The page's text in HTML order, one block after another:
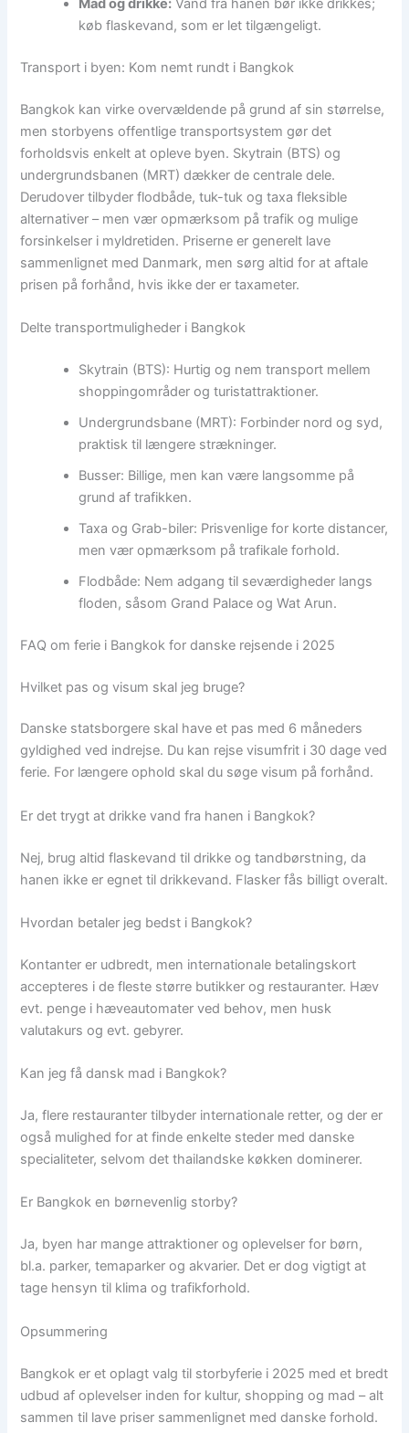
Mad og drikke: Vand fra hanen bør ikke drikkes;
køb flaskevand, som er let tilgængeligt.
Transport i byen: Kom nemt rundt i Bangkok
Bangkok kan virke overvældende på grund af sin størrelse,
men storbyens offentlige transportsystem gør det
forholdsvis enkelt at opleve byen. Skytrain (BTS) og
undergrundsbanen (MRT) dækker de centrale dele.
Derudover tilbyder flodbåde, tuk-tuk og taxa fleksible
alternativer – men vær opmærksom på trafik og mulige
forsinkelser i myldretiden. Priserne er generelt lave
sammenlignet med Danmark, men sørg altid for at aftale
prisen på forhånd, hvis ikke der er taxameter.
Delte transportmuligheder i Bangkok
Skytrain (BTS): Hurtig og nem transport mellem
shoppingområder og turistattraktioner.
Undergrundsbane (MRT): Forbinder nord og syd,
praktisk til længere strækninger.
Busser: Billige, men kan være langsomme på
grund af trafikken.
Taxa og Grab-biler: Prisvenlige for korte distancer,
men vær opmærksom på trafikale forhold.
Flodbåde: Nem adgang til seværdigheder langs
floden, såsom Grand Palace og Wat Arun.
FAQ om ferie i Bangkok for danske rejsende i 2025
Hvilket pas og visum skal jeg bruge?
Danske statsborgere skal have et pas med 6 måneders
gyldighed ved indrejse. Du kan rejse visumfrit i 30 dage ved
ferie. For længere ophold skal du søge visum på forhånd.
Er det trygt at drikke vand fra hanen i Bangkok?
Nej, brug altid flaskevand til drikke og tandbørstning, da
hanen ikke er egnet til drikkevand. Flasker fås billigt overalt.
Hvordan betaler jeg bedst i Bangkok?
Kontanter er udbredt, men internationale betalingskort
accepteres i de fleste større butikker og restauranter. Hæv
evt. penge i hæveautomater ved behov, men husk
valutakurs og evt. gebyrer.
Kan jeg få dansk mad i Bangkok?
Ja, flere restauranter tilbyder internationale retter, og der er
også mulighed for at finde enkelte steder med danske
specialiteter, selvom det thailandske køkken dominerer.
Er Bangkok en børnevenlig storby?
Ja, byen har mange attraktioner og oplevelser for børn,
bl.a. parker, temaparker og akvarier. Det er dog vigtigt at
tage hensyn til klima og trafikforhold.
Opsummering
Bangkok er et oplagt valg til storbyferie i 2025 med et bredt
udbud af oplevelser inden for kultur, shopping og mad – alt
sammen til lave priser sammenlignet med danske forhold.